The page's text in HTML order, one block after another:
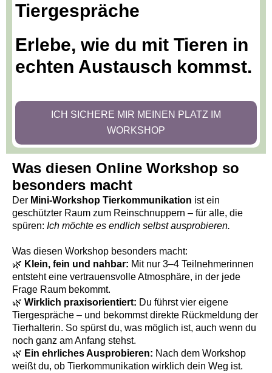
Tiergespräche
Erlebe, wie du mit Tieren in
echten Austausch kommst.
ICH SICHERE MIR MEINEN PLATZ IM
WORKSHOP
Was diesen Online Workshop so
besonders macht
Der Mini-Workshop Tierkommunikation ist ein
geschützter Raum zum Reinschnuppern – für alle, die
spüren: Ich möchte es endlich selbst ausprobieren.
Was diesen Workshop besonders macht:
🌿 Klein, fein und nahbar: Mit nur 3–4 Teilnehmerinnen
entsteht eine vertrauensvolle Atmosphäre, in der jede
Frage Raum bekommt.
🌿 Wirklich praxisorientiert: Du führst vier eigene
Tiergespräche – und bekommst direkte Rückmeldung der
Tierhalterin. So spürst du, was möglich ist, auch wenn du
noch ganz am Anfang stehst.
🌿 Ein ehrliches Ausprobieren: Nach dem Workshop
weißt du, ob Tierkommunikation wirklich dein Weg ist.